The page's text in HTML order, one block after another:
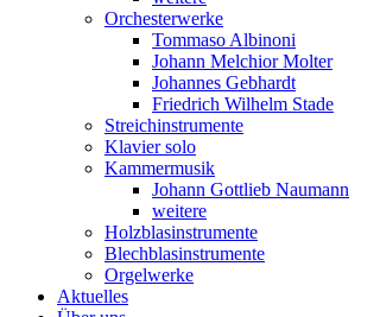
Orchesterwerke
Tommaso Albinoni
Johann Melchior Molter
Johannes Gebhardt
Friedrich Wilhelm Stade
Streichinstrumente
Klavier solo
Kammermusik
Johann Gottlieb Naumann
weitere
Holzblasinstrumente
Blechblasinstrumente
Orgelwerke
Aktuelles